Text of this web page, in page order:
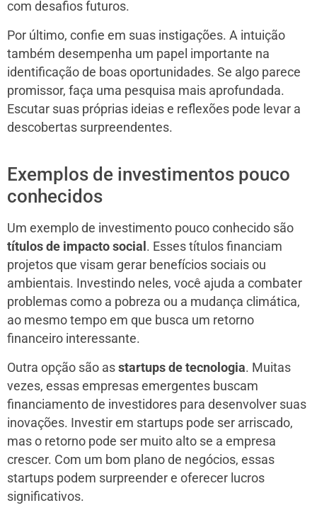
com desafios futuros.
Por último, confie em suas instigações. A intuição
também desempenha um papel importante na
identificação de boas oportunidades. Se algo parece
promissor, faça uma pesquisa mais aprofundada.
Escutar suas próprias ideias e reflexões pode levar a
descobertas surpreendentes.
Exemplos de investimentos pouco
conhecidos
Um exemplo de investimento pouco conhecido são
títulos de impacto social . Esses títulos financiam
projetos que visam gerar benefícios sociais ou
ambientais. Investindo neles, você ajuda a combater
problemas como a pobreza ou a mudança climática,
ao mesmo tempo em que busca um retorno
financeiro interessante.
Outra opção são as startups de tecnologia. Muitas
vezes, essas empresas emergentes buscam
financiamento de investidores para desenvolver suas
inovações. Investir em startups pode ser arriscado,
mas o retorno pode ser muito alto se a empresa
crescer. Com um bom plano de negócios, essas
startups podem surpreender e oferecer lucros
significativos.